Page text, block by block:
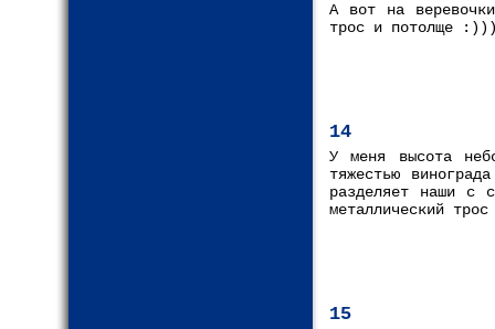
А вот на
трос и потолще
14
У меня высота
тяжестью
разделяет наши с
металлический
15